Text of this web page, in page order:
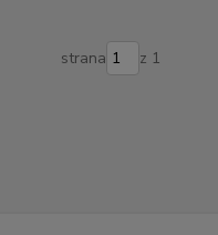
strana z 1